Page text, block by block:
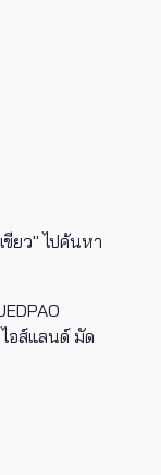
ยว" ไปค้นหา
อส์แลนด์ มัด